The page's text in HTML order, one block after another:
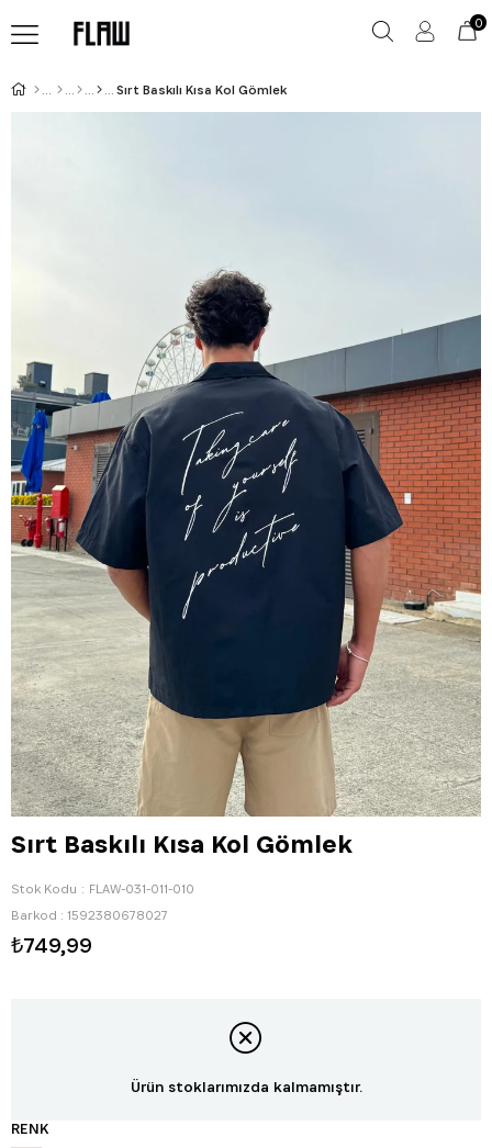
0
Sırt Baskılı Kısa Kol Gömlek
Sırt Baskılı Kısa Kol Gömlek
Stok Kodu
FLAW-031-011-010
Barkod : 1592380678027
₺749,99
Ürün stoklarımızda kalmamıştır.
RENK